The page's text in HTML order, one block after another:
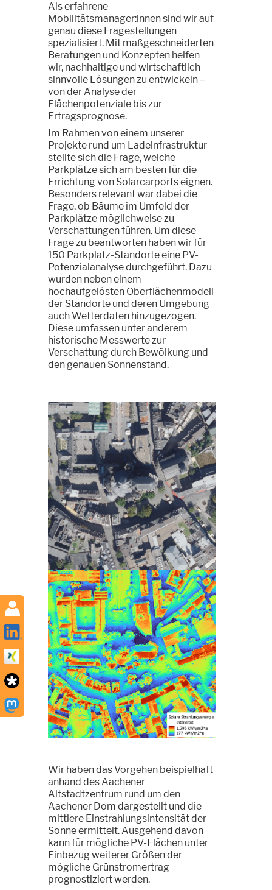
Als erfahrene
Mobilitätsmanager:innen sind wir auf
genau diese Fragestellungen
spezialisiert. Mit maßgeschneiderten
Beratungen und Konzepten helfen
wir, nachhaltige und wirtschaftlich
sinnvolle Lösungen zu entwickeln –
von der Analyse der
Flächenpotenziale bis zur
Ertragsprognose.
Im Rahmen von einem unserer
Projekte rund um Ladeinfrastruktur
stellte sich die Frage, welche
Parkplätze sich am besten für die
Errichtung von Solarcarports eignen.
Besonders relevant war dabei die
Frage, ob Bäume im Umfeld der
Parkplätze möglichweise zu
Verschattungen führen. Um diese
Frage zu beantworten haben wir für
150 Parkplatz-Standorte eine PV-
Potenzialanalyse durchgeführt. Dazu
wurden neben einem
hochaufgelösten Oberflächenmodell
der Standorte und deren Umgebung
auch Wetterdaten hinzugezogen.
Diese umfassen unter anderem
historische Messwerte zur
Verschattung durch Bewölkung und
den genauen Sonnenstand.
Wir haben das Vorgehen beispielhaft
anhand des Aachener
Altstadtzentrum rund um den
Aachener Dom dargestellt und die
mittlere Einstrahlungsintensität der
Sonne ermittelt. Ausgehend davon
kann für mögliche PV-Flächen unter
Einbezug weiterer Größen der
mögliche Grünstromertrag
prognostiziert werden.